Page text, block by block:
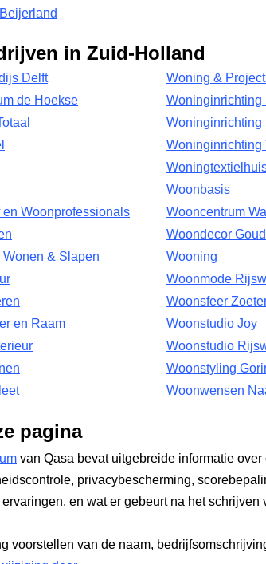
in Zuid-Holland
Delft
de Hoekse
en Woonprofessionals
& Slapen
en Raam
Woning &
Woninginrichting
Woninginrichting
Woninginrichting
Woonbasis
Wooncentrum
Woondecor
Wooning
Woonmode
Woonsfeer
Woonstudio Joy
Woonstudio
Woonstyling
Woonwensen
pagina
van Qasa bevat uitgebreide informatie over
privacybescherming,
en wat er gebeurt na het schrijven
voorstellen van de naam,